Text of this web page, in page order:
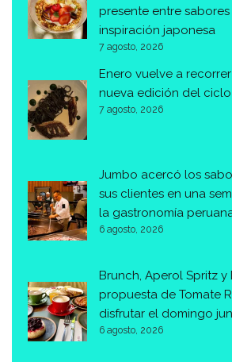
presente entre
inspiración japonesa
7 agosto, 2026
Enero vuelve a
nueva edición del ciclo
7 agosto, 2026
Jumbo acercó los
sus clientes en una
la gastronomía
6 agosto, 2026
Brunch, Aperol Spritz y
propuesta de Tomate
disfrutar el domingo
6 agosto, 2026